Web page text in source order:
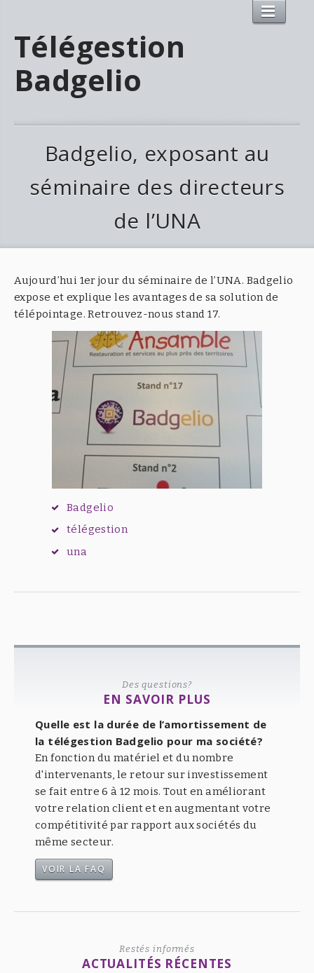
Télégestion
Badgelio
Badgelio, exposant au
séminaire des directeurs
de l’UNA
Aujourd’hui 1er jour du séminaire de l’UNA. Badgelio
expose et explique les avantages de sa solution de
télépointage. Retrouvez-nous stand 17.
Badgelio
télégestion
una
Des questions?
EN SAVOIR PLUS
Quelle est la durée de l’amortissement de
la télégestion Badgelio pour ma société?
En fonction du matériel et du nombre
d'intervenants, le retour sur investissement
se fait entre 6 à 12 mois. Tout en améliorant
votre relation client et en augmentant votre
compétitivité par rapport aux sociétés du
même secteur.
VOIR LA FAQ
Restés informés
ACTUALITÉS RÉCENTES